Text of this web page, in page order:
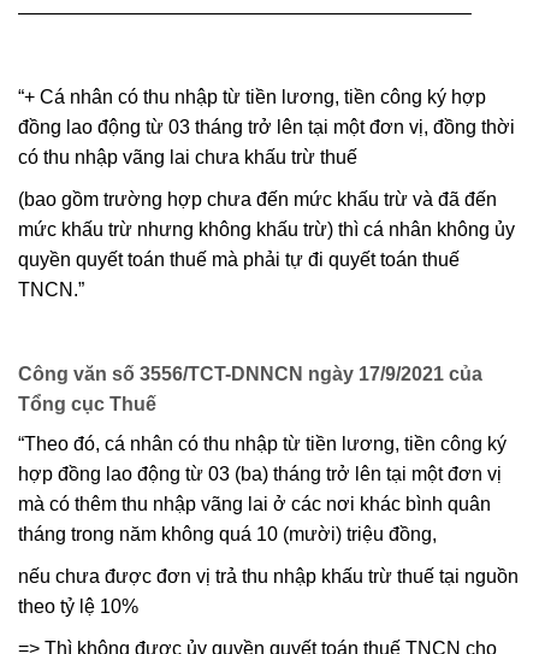
———————————————————————–
“+ Cá nhân có thu nhập từ tiền lương, tiền công ký hợp
đồng lao động từ 03 tháng trở lên tại một đơn vị, đồng thời
có thu nhập vãng lai chưa khấu trừ thuế
(bao gồm trường hợp chưa đến mức khấu trừ và đã đến
mức khấu trừ nhưng không khấu trừ) thì cá nhân không ủy
quyền quyết toán thuế mà phải tự đi quyết toán thuế
TNCN.”
Công văn số 3556/TCT-DNNCN ngày 17/9/2021 của
Tổng cục Thuế
“Theo đó, cá nhân có thu nhập từ tiền lương, tiền công ký
hợp đồng lao động từ 03 (ba) tháng trở lên tại một đơn vị
mà có thêm thu nhập vãng lai ở các nơi khác bình quân
tháng trong năm không quá 10 (mười) triệu đồng,
nếu chưa được đơn vị trả thu nhập khấu trừ thuế tại nguồn
theo tỷ lệ 10%
=> Thì không được ủy quyền quyết toán thuế TNCN cho